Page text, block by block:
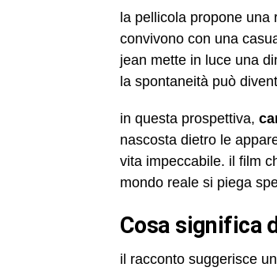
la pellicola propone una
convivono con una
jean mette in luce una
la spontaneità può
in questa prospettiva,
nascosta dietro le
vita impeccabile. il film
mondo reale si piega
cosa significa
il racconto suggerisce